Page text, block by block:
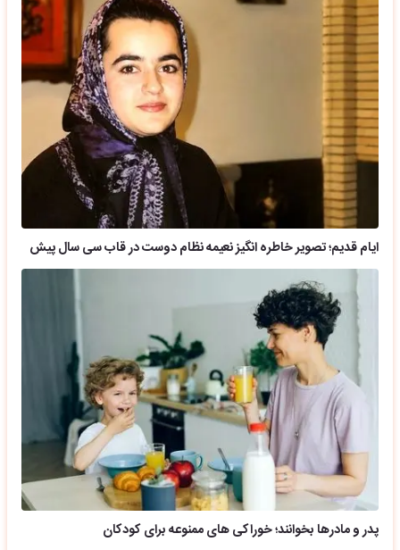
ایام قدیم؛ تصویر خاطره انگیز نعیمه نظام دوست در قاب سی سال پیش
پدر و مادرها بخوانند؛ خوراکی های ممنوعه برای کودکان